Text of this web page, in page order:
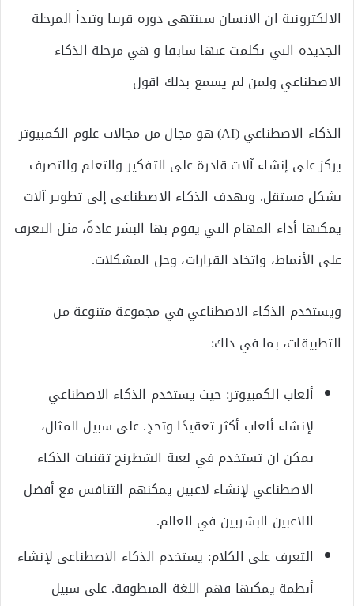
الالكترونية ان الانسان سينتهي دوره قريبا وتبدأ المرحلة
الجديدة التي تكلمت عنها سابقا و هي مرحلة الذكاء
الاصطناعي ولمن لم يسمع بذلك اقول
الذكاء الاصطناعي (AI) هو مجال من مجالات علوم الكمبيوتر
يركز على إنشاء آلات قادرة على التفكير والتعلم والتصرف
بشكل مستقل. ويهدف الذكاء الاصطناعي إلى تطوير آلات
يمكنها أداء المهام التي يقوم بها البشر عادةً، مثل التعرف
على الأنماط، واتخاذ القرارات، وحل المشكلات.
ويستخدم الذكاء الاصطناعي في مجموعة متنوعة من
التطبيقات، بما في ذلك:
ألعاب الكمبيوتر: حيث يستخدم الذكاء الاصطناعي
لإنشاء ألعاب أكثر تعقيدًا وتحدٍ. على سبيل المثال،
يمكن ان تستخدم في لعبة الشطرنج تقنيات الذكاء
الاصطناعي لإنشاء لاعبين يمكنهم التنافس مع أفضل
اللاعبين البشريين في العالم.
التعرف على الكلام: يستخدم الذكاء الاصطناعي لإنشاء
أنظمة يمكنها فهم اللغة المنطوقة. على سبيل